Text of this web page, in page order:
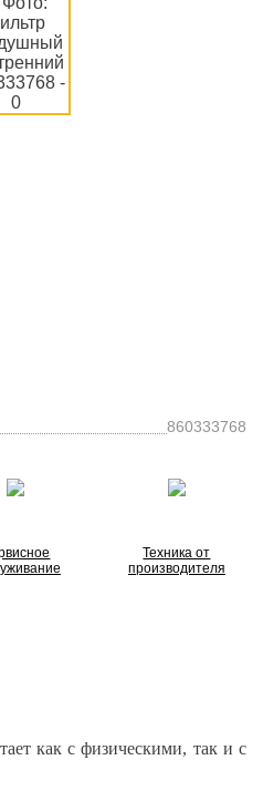
860333768
Техника от
производителя
как с физическими, так и с